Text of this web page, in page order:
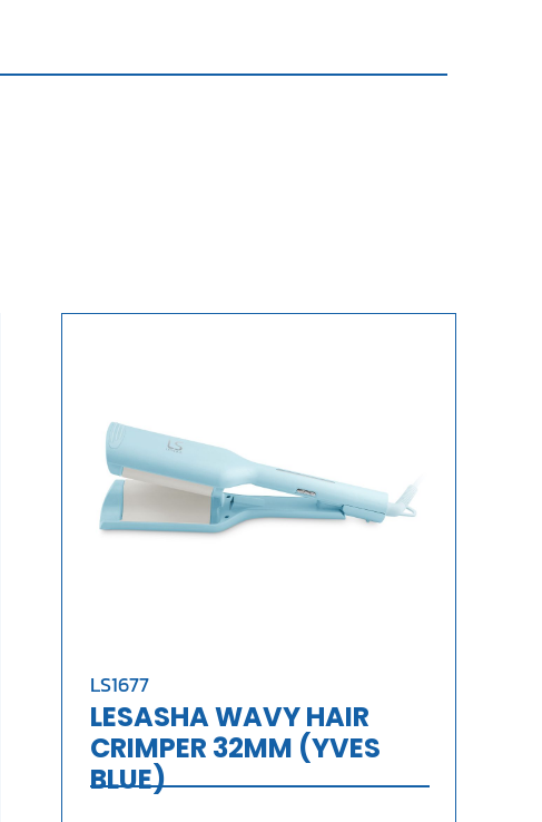
LS1677
LESASHA WAVY HAIR
CRIMPER 32MM (YVES
BLUE)